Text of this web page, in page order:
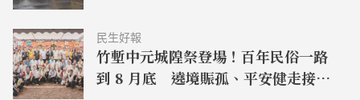
民生好報
竹塹中元城隍祭登場！百年民俗一路
到 8 月底 遶境賑孤、平安健走接力